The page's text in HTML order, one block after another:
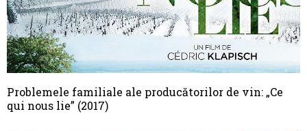
Problemele familiale ale producătorilor de vin: „Ce
qui nous lie” (2017)